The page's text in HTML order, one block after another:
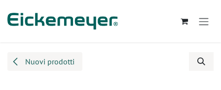
Nuovi prodotti